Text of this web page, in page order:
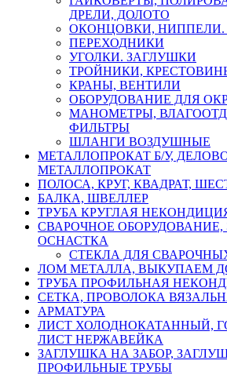
ДРЕЛИ, ДОЛОТО
ОКОНЦОВКИ,
ПЕРЕХОДНИКИ
УГОЛКИ. ЗАГЛУШКИ
ТРОЙНИКИ,
КРАНЫ, ВЕНТИЛИ
ОБОРУДОВАНИЕ ДЛЯ
МАНОМЕТРЫ,
ФИЛЬТРЫ
ШЛАНГИ ВОЗДУШНЫЕ
МЕТАЛЛОПРОКАТ Б/У,
МЕТАЛЛОПРОКАТ
ПОЛОСА, КРУГ, КВАДРАТ,
БАЛКА, ШВЕЛЛЕР
ТРУБА КРУГЛАЯ НЕКОНДИЦИЯ
СВАРОЧНОЕ ОБОРУДОВАНИЕ,
ОСНАСТКА
СТЕКЛА ДЛЯ
ЛОМ МЕТАЛЛА, ВЫКУПАЕМ
ТРУБА ПРОФИЛЬНАЯ
СЕТКА, ПРОВОЛОКА
АРМАТУРА
ЛИСТ ХОЛОДНОКАТАННЫЙ,
ЛИСТ НЕРЖАВЕЙКА
ЗАГЛУШКА НА ЗАБОР,
ПРОФИЛЬНЫЕ ТРУБЫ